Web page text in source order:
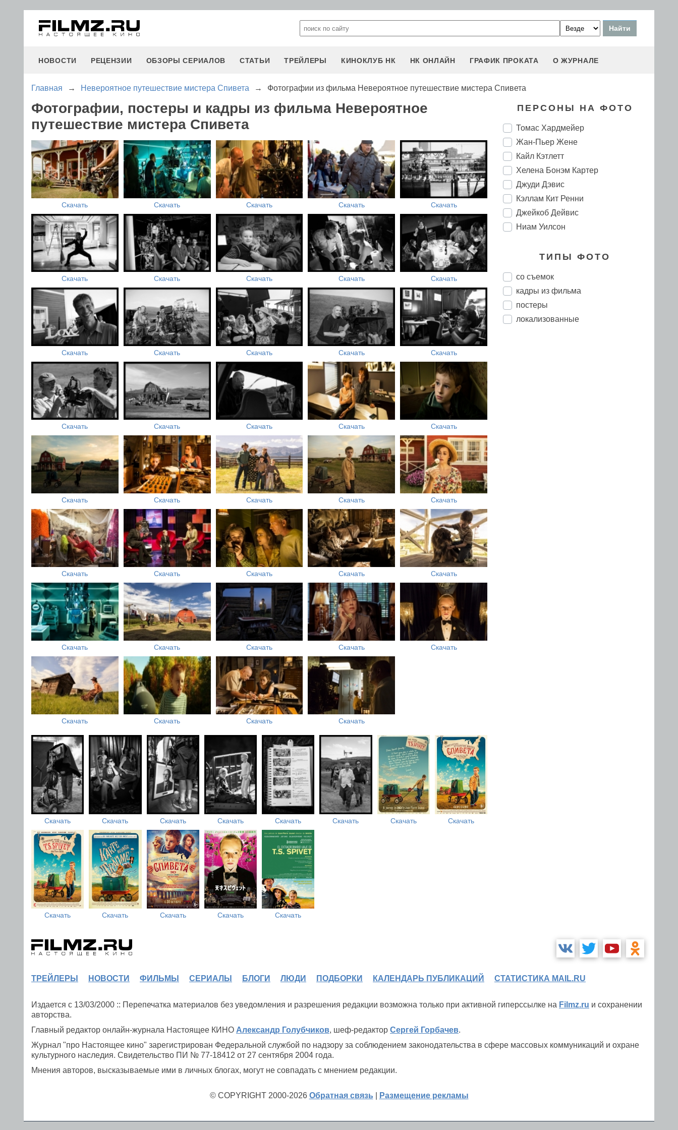
НОВОСТИ РЕЦЕНЗИИ ОБЗОРЫ СЕРИАЛОВ СТАТЬИ ТРЕЙЛЕРЫ КИНОКЛУБ НК НК ОНЛАЙН ГРАФИК ПРОКАТА О ЖУРНАЛЕ
Главная → Невероятное путешествие мистера Спивета → Фотографии из фильма Невероятное путешествие мистера Спивета
Фотографии, постеры и кадры из фильма Невероятное
путешествие мистера Спивета
Скачать Скачать Скачать Скачать Скачать
Скачать Скачать Скачать Скачать Скачать
Скачать Скачать Скачать Скачать Скачать
Скачать Скачать Скачать Скачать Скачать
Скачать Скачать Скачать Скачать Скачать
Скачать Скачать Скачать Скачать Скачать
Скачать Скачать Скачать Скачать Скачать
Скачать Скачать Скачать Скачать
Скачать Скачать Скачать Скачать Скачать Скачать Скачать Скачать
Скачать Скачать Скачать Скачать Скачать
ПЕРСОНЫ НА ФОТО
Томас Хардмейер
Жан-Пьер Жене
Кайл Кэтлетт
Хелена Бонэм Картер
Джуди Дэвис
Кэллам Кит Ренни
Джейкоб Дейвис
Ниам Уилсон
ТИПЫ ФОТО
со съемок
кадры из фильма
постеры
локализованные
ТРЕЙЛЕРЫ НОВОСТИ ФИЛЬМЫ СЕРИАЛЫ БЛОГИ ЛЮДИ ПОДБОРКИ КАЛЕНДАРЬ ПУБЛИКАЦИЙ СТАТИСТИКА MAIL.RU
Издается с 13/03/2000 :: Перепечатка материалов без уведомления и разрешения редакции возможна только при активной гиперссылке на Filmz.ru и сохранении
авторства.
Главный редактор онлайн-журнала Настоящее КИНО Александр Голубчиков, шеф-редактор Сергей Горбачев.
Журнал "про Настоящее кино" зарегистрирован Федеральной службой по надзору за соблюдением законодательства в сфере массовых коммуникаций и охране
культурного наследия. Свидетельство ПИ № 77-18412 от 27 сентября 2004 года.
Мнения авторов, высказываемые ими в личных блогах, могут не совпадать с мнением редакции.
© COPYRIGHT 2000-2026 Обратная связь Размещение рекламы